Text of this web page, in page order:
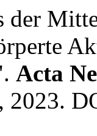
Acta
2023.